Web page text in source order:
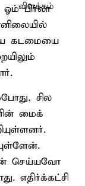
பிர்லா
கடமையை
சில
மைக்
செய்யவோ
எதிர்க்கட்சி